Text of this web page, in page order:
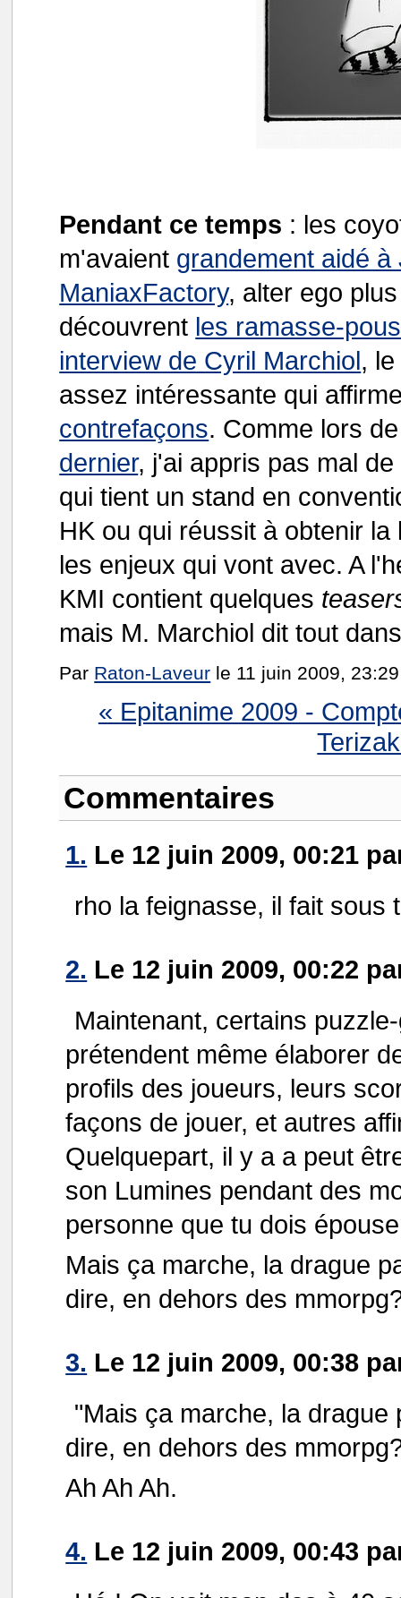
Pendant ce temps : les
m'avaient grandement aidé
ManiaxFactory, alter ego
découvrent les ramasse-
interview de Cyril Marchiol,
assez intéressante qui
contrefaçons. Comme lors
dernier, j'ai appris pas mal
qui tient un stand en
HK ou qui réussit à obtenir
les enjeux qui vont avec. A
KMI contient quelques
mais M. Marchiol dit tout
Par Raton-Laveur le 11 juin 2009,
« Epitanime 2009 -
Commentaires
1. Le 12 juin 2009, 00:21
rho la feignasse, il fait sous
2. Le 12 juin 2009, 00:22
Maintenant, certains
prétendent même élaborer
profils des joueurs, leurs
façons de jouer, et autres
Quelquepart, il y a a peut
son Lumines pendant des
personne que tu dois
Mais ça marche, la drague
dire, en dehors des
3. Le 12 juin 2009, 00:38
"Mais ça marche, la
dire, en dehors des
Ah Ah Ah.
4. Le 12 juin 2009, 00:43